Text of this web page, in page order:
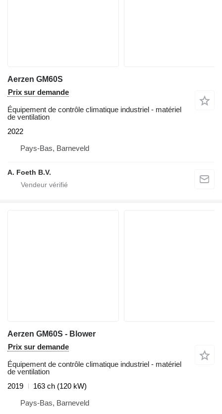
Aerzen GM60S
Prix sur demande
Équipement de contrôle climatique industriel - matériel
de ventilation
2022
Pays-Bas, Barneveld
A. Foeth B.V.
Aerzen GM60S - Blower
Prix sur demande
Équipement de contrôle climatique industriel - matériel
de ventilation
2019
163 ch (120 kW)
Pays-Bas, Barneveld